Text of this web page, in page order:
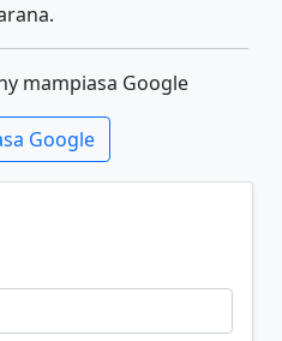
mampiasa Google
Google